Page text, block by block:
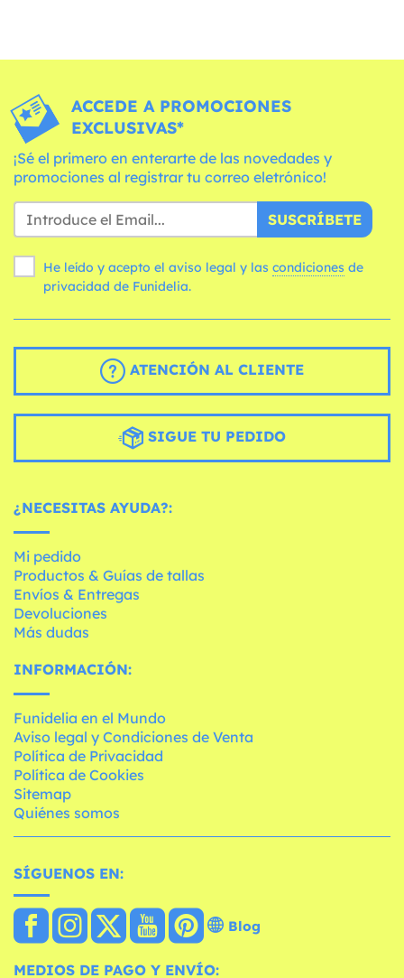
ACCEDE A PROMOCIONES
EXCLUSIVAS*
¡Sé el primero en enterarte de las novedades y
promociones al registrar tu correo eletrónico!
SUSCRÍBETE
He leído y acepto el aviso legal y las condiciones
privacidad de Funidelia.
ATENCIÓN AL CLIENTE
SIGUE TU PEDIDO
¿NECESITAS AYUDA?:
Mi pedido
Productos & Guías de tallas
Envíos & Entregas
Devoluciones
Más dudas
INFORMACIÓN:
Funidelia en el Mundo
Aviso legal y Condiciones de Venta
Política de Privacidad
Política de Cookies
Sitemap
Quiénes somos
SÍGUENOS EN:
Blog
MEDIOS DE PAGO Y ENVÍO: